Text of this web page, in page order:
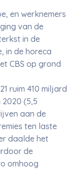
en werknemers
van de
in de
in de horeca
CBS op grond
ruim 410 miljard
(5,5
aan de
ten laste
daalde het
de
omhoog